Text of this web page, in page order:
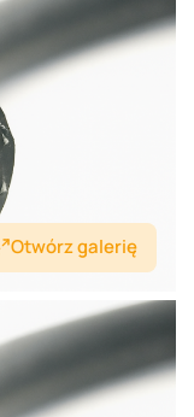
Otwórz galerię